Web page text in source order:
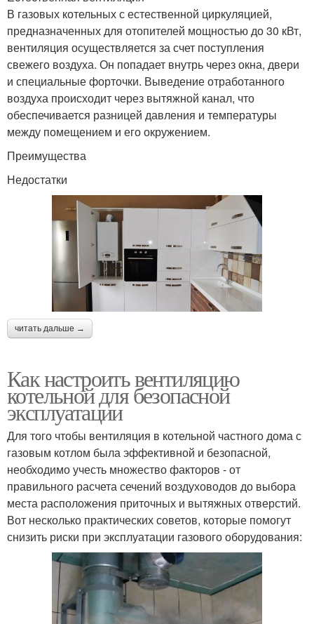
В газовых котельных с естественной циркуляцией,
предназначенных для отопителей мощностью до 30 кВт,
вентиляция осуществляется за счет поступления
свежего воздуха. Он попадает внутрь через окна, двери
и специальные форточки. Выведение отработанного
воздуха происходит через вытяжной канал, что
обеспечивается разницей давления и температуры
между помещением и его окружением.
Преимущества
Недостатки
читать дальше →
Как настроить вентиляцию
котельной для безопасной
эксплуатации
Для того чтобы вентиляция в котельной частного дома с
газовым котлом была эффективной и безопасной,
необходимо учесть множество факторов - от
правильного расчета сечений воздуховодов до выбора
места расположения приточных и вытяжных отверстий.
Вот несколько практических советов, которые помогут
снизить риски при эксплуатации газового оборудования: